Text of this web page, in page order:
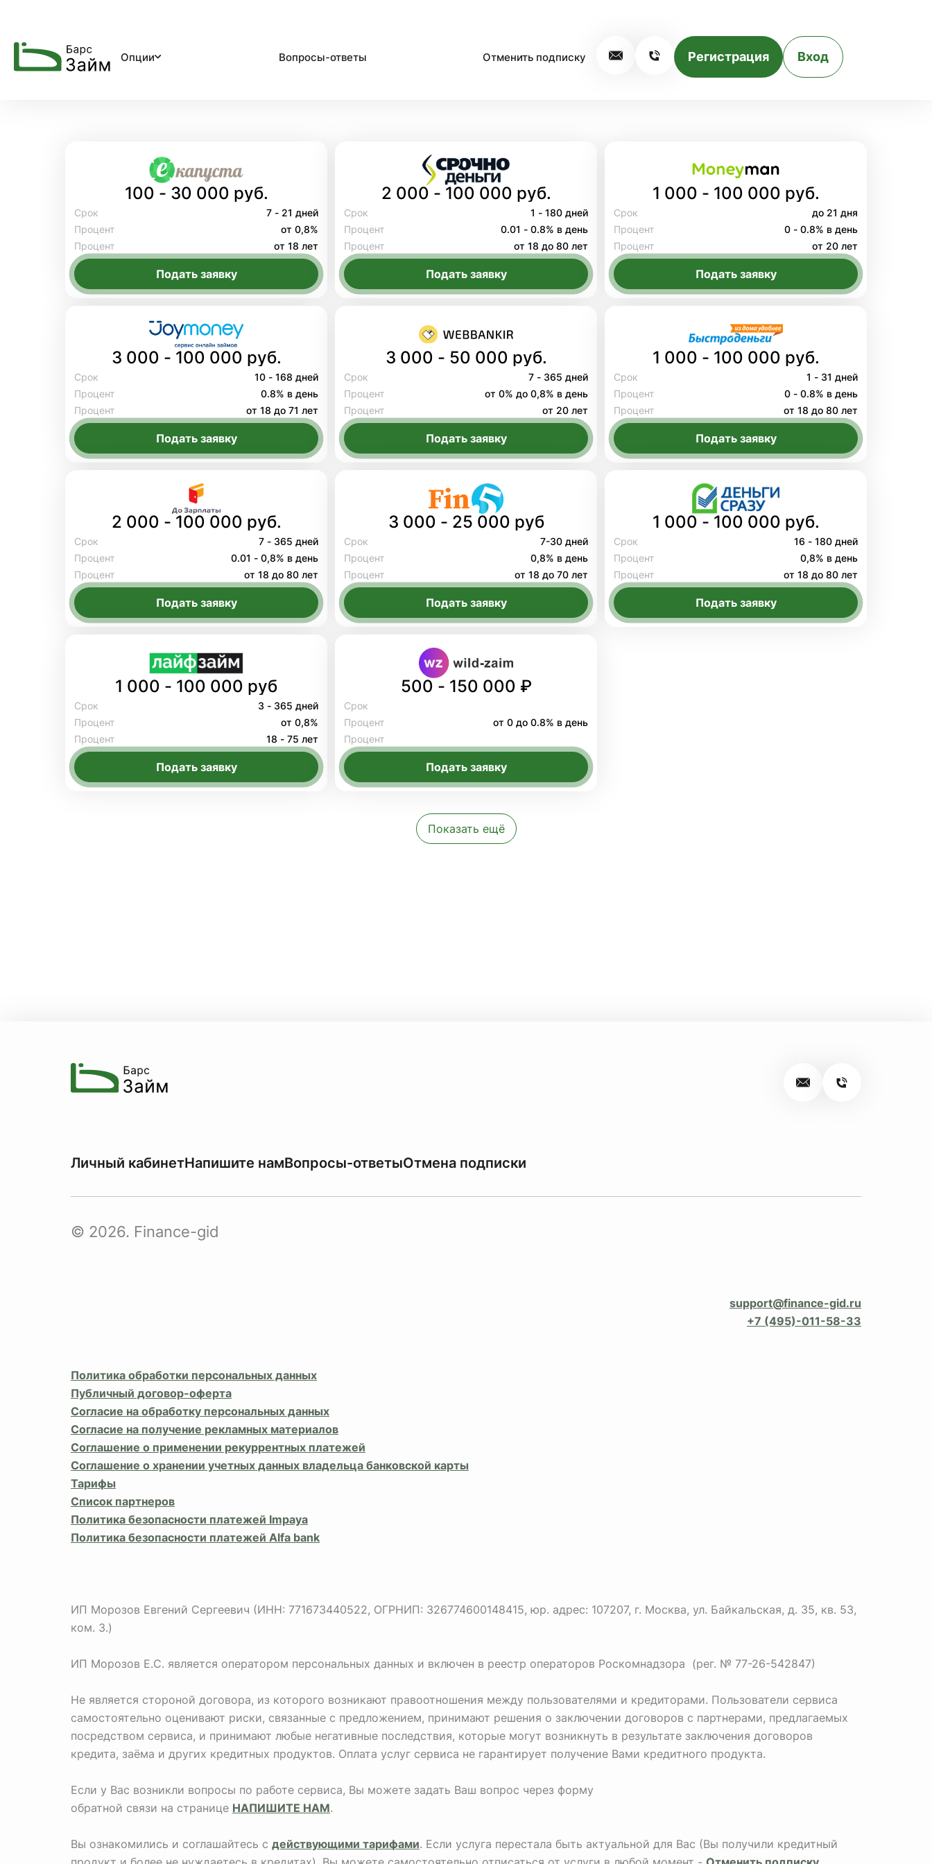
Опции Вопросы-ответы Отменить подписку Регистрация Вход
100 - 30 000 руб.
Срок
7 - 21 дней
Процент
от 0,8%
Процент
от 18 лет
Подать заявку
2 000 - 100 000 руб.
Срок
1 - 180 дней
Процент
0.01 - 0.8% в день
Процент
от 18 до 80 лет
Подать заявку
1 000 - 100 000 руб.
Срок
до 21 дня
Процент
0 - 0.8% в день
Процент
от 20 лет
Подать заявку
3 000 - 100 000 руб.
Срок
10 - 168 дней
Процент
0.8% в день
Процент
от 18 до 71 лет
Подать заявку
3 000 - 50 000 руб.
Срок
7 - 365 дней
Процент
от 0% до 0,8% в день
Процент
от 20 лет
Подать заявку
1 000 - 100 000 руб.
Срок
1 - 31 дней
Процент
0 - 0.8% в день
Процент
от 18 до 80 лет
Подать заявку
2 000 - 100 000 руб.
Срок
7 - 365 дней
Процент
0.01 - 0,8% в день
Процент
от 18 до 80 лет
Подать заявку
3 000 - 25 000 руб
Срок
7-30 дней
Процент
0,8% в день
Процент
от 18 до 70 лет
Подать заявку
1 000 - 100 000 руб.
Срок
16 - 180 дней
Процент
0,8% в день
Процент
от 18 до 80 лет
Подать заявку
1 000 - 100 000 руб
Срок
3 - 365 дней
Процент
от 0,8%
Процент
18 - 75 лет
Подать заявку
500 - 150 000 ₽
Срок
Процент
от 0 до 0.8% в день
Процент
Подать заявку
Показать ещё
Личный кабинетНапишите намВопросы-ответыОтмена подписки
© 2026. Finance-gid
support@finance-gid.ru
+7 (495)-011-58-33
Политика обработки персональных данных
Публичный договор-оферта
Согласие на обработку персональных данных
Согласие на получение рекламных материалов
Соглашение о применении рекуррентных платежей
Соглашение о хранении учетных данных владельца банковской карты
Тарифы
Список партнеров
Политика безопасности платежей Impaya
Политика безопасности платежей Alfa bank
ИП Морозов Евгений Сергеевич (ИНН: 771673440522, ОГРНИП: 326774600148415, юр. адрес: 107207, г. Москва, ул. Байкальская, д. 35, кв. 53,
ком. 3.)
ИП Морозов Е.С. является оператором персональных данных и включен в реестр операторов Роскомнадзора (рег. № 77-26-542847)
Не является стороной договора, из которого возникают правоотношения между пользователями и кредиторами. Пользователи сервиса
самостоятельно оценивают риски, связанные с предложением, принимают решения о заключении договоров с партнерами, предлагаемых
посредством сервиса, и принимают любые негативные последствия, которые могут возникнуть в результате заключения договоров
кредита, заёма и других кредитных продуктов. Оплата услуг сервиса не гарантирует получение Вами кредитного продукта.
Если у Вас возникли вопросы по работе сервиса, Вы можете задать Ваш вопрос через форму
обратной связи на странице НАПИШИТЕ НАМ.
Вы ознакомились и соглашайтесь с действующими тарифами. Если услуга перестала быть актуальной для Вас (Вы получили кредитный